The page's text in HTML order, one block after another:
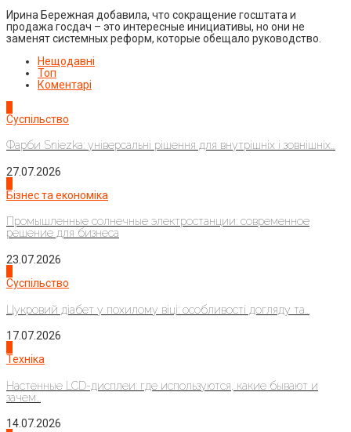
Ирина Бережная добавила, что сокращение госштата и
продажа госдач – это интересные инициативы, но они не
заменят системных реформ, которые обещало руководство.
Нещодавні
Топ
Коментарі
Суспільство
Фарби Sniezka: універсальні рішення для внутрішніх і зовнішніх...
27.07.2026
Бізнес та економіка
Промышленные солнечные электростанции: современное
решение для бизнеса
23.07.2026
Суспільство
Цукровий діабет у похилому віці: особливості догляду та...
17.07.2026
Техніка
Настенные LCD-дисплеи: где используются, какие бывают и
зачем...
14.07.2026